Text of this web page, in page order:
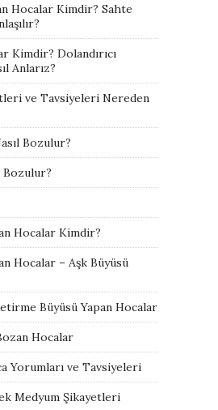
Hocalar Kimdir? Sahte
Kimdir? Dolandırıcı
Anlarız?
ve Tavsiyeleri Nereden
Bozulur?
Bozulur?
Hocalar Kimdir?
Hocalar – Aşk Büyüsü
Büyüsü Yapan Hocalar
Hocalar
Yorumları ve Tavsiyeleri
Medyum Şikayetleri